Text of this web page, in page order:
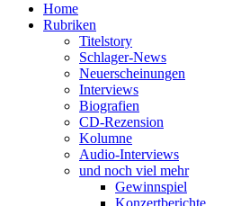
Home
Rubriken
Titelstory
Schlager-News
Neuerscheinungen
Interviews
Biografien
CD-Rezension
Kolumne
Audio-Interviews
und noch viel mehr
Gewinnspiel
Konzertberichte